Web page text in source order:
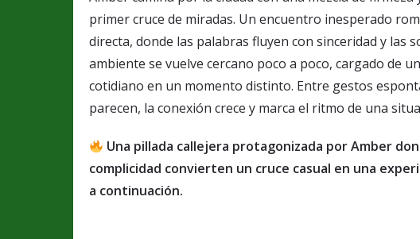
primer cruce de miradas. Un encuentro inesperado
directa, donde las palabras fluyen con sinceridad y las
ambiente se vuelve cercano poco a poco, cargado de
cotidiano en un momento distinto. Entre gestos
parecen, la conexión crece y marca el ritmo de una
Una pillada callejera protagonizada por Amber
complicidad convierten un cruce casual en una
a continuación.